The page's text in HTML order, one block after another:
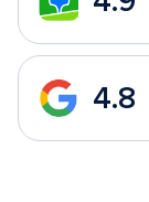
4.8